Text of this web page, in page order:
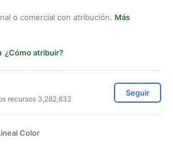
o comercial con atribución. Más
¿Cómo atribuir?
recursos 3,282,832
Seguir
Color